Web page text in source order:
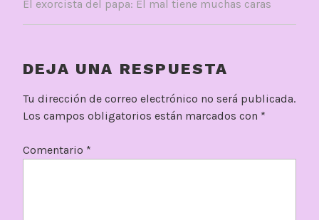
El exorcista del papa: El mal tiene muchas caras
DEJA UNA RESPUESTA
Tu dirección de correo electrónico no será publicada.
Los campos obligatorios están marcados con *
Comentario *